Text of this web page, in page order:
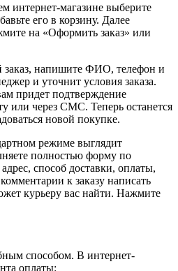
интернет-магазине выберите
его в корзину. Далее
на «Оформить заказ» или
заказ, напишите ФИО, телефон и
и уточнит условия заказа.
придет подтверждение
или через СМС. Теперь останется
новой покупке.
режиме выглядит
полностью форму по
способ доставки, оплаты,
к заказу написать
курьеру вас найти. Нажмите
способом. В интернет-
оплаты: